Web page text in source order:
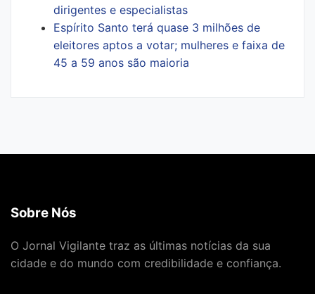
dirigentes e especialistas
Espírito Santo terá quase 3 milhões de
eleitores aptos a votar; mulheres e faixa de
45 a 59 anos são maioria
Sobre Nós
O Jornal Vigilante traz as últimas notícias da sua
cidade e do mundo com credibilidade e confiança.